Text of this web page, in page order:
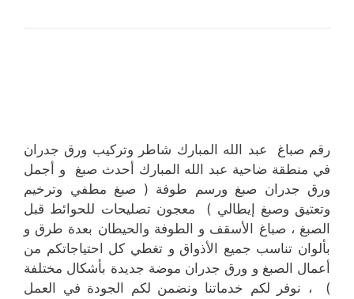
رقم صباغ عبد الله المبارك شاطر وتركيب ورق جدران
في منطقة ضاحية عبد الله المبارك أحدث صبغ و أجمل
ورق جدران صبغ ورسم طوفة ( صبغ مطفي وترخيم
وتعتيق وصبغ إيطالي ) معجون تصليحات للحوائط قبل
الصبغ ، صباغ الأسقف و الطوفة والحيطان بعدة طرق و
بألوان تناسب جميع الأذواق و تغطي كل احتياجاتكم من
أعمال الصبغ و ورق جدران موضة جديدة بأشكال مختلفة
) ، نوفر لكم خدماتنا ونضمن لكم الجودة في العمل